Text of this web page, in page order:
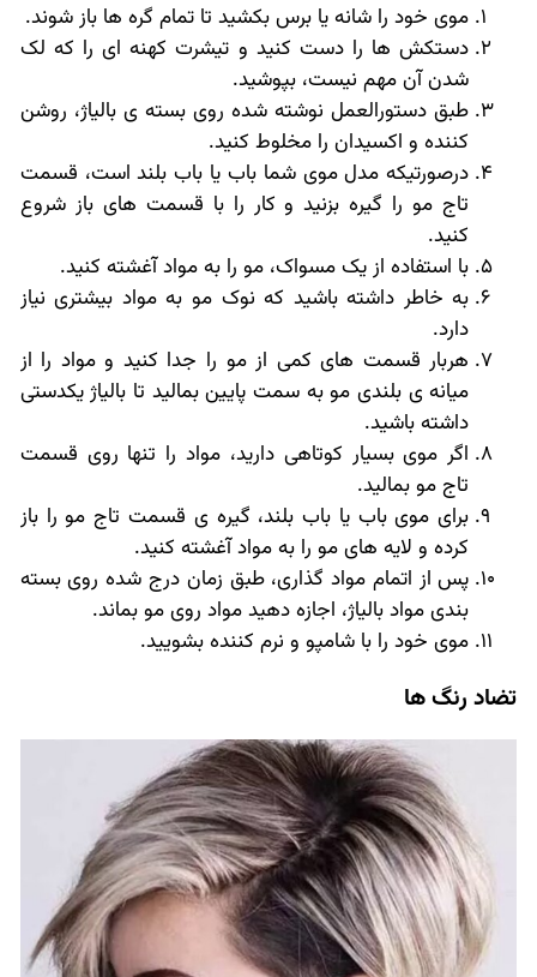
موی خود را شانه یا برس بکشید تا تمام گره ها باز شوند.
دستکش ها را دست کنید و تیشرت کهنه ای را که لک
شدن آن مهم نیست، بپوشید.
طبق دستورالعمل نوشته شده روی بسته ی بالیاژ، روشن
کننده و اکسیدان را مخلوط کنید.
درصورتیکه مدل موی شما باب یا باب بلند است، قسمت
تاج مو را گیره بزنید و کار را با قسمت های باز شروع
کنید.
با استفاده از یک مسواک، مو را به مواد آغشته کنید.
به خاطر داشته باشید که نوک مو به مواد بیشتری نیاز
دارد.
هربار قسمت های کمی از مو را جدا کنید و مواد را از
میانه ی بلندی مو به سمت پایین بمالید تا بالیاژ یکدستی
داشته باشید.
اگر موی بسیار کوتاهی دارید، مواد را تنها روی قسمت
تاج مو بمالید.
برای موی باب یا باب بلند، گیره ی قسمت تاج مو را باز
کرده و لایه های مو را به مواد آغشته کنید.
پس از اتمام مواد گذاری، طبق زمان درج شده روی بسته
بندی مواد بالیاژ، اجازه دهید مواد روی مو بماند.
موی خود را با شامپو و نرم کننده بشویید.
تضاد رنگ ها